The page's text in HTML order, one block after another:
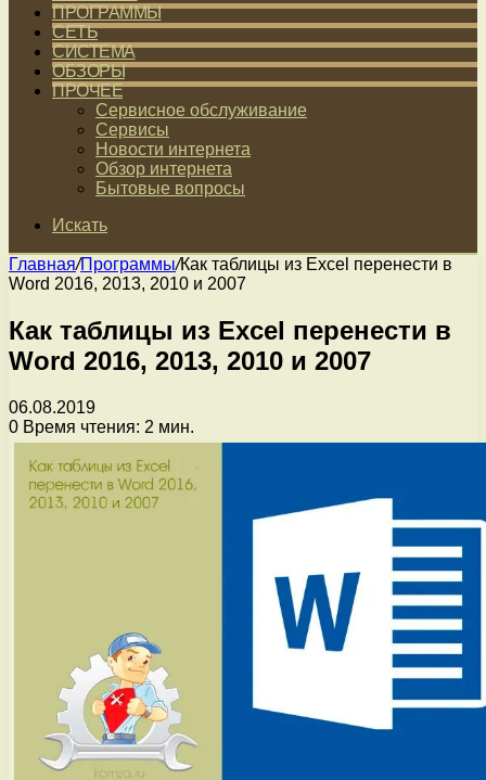
ПРОГРАММЫ
СЕТЬ
СИСТЕМА
ОБЗОРЫ
ПРОЧЕЕ
Сервисное обслуживание
Сервисы
Новости интернета
Обзор интернета
Бытовые вопросы
Искать
Главная/Программы/Как таблицы из Excel перенести в
Word 2016, 2013, 2010 и 2007
Как таблицы из Excel перенести в
Word 2016, 2013, 2010 и 2007
06.08.2019
0 Время чтения: 2 мин.